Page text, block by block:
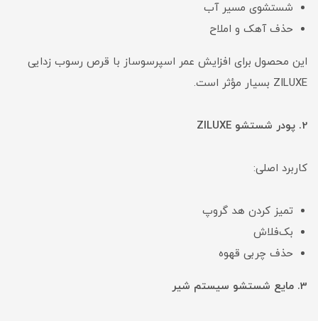
شستشوی مسیر آب
حذف آهک و املاح
این محصول برای افزایش عمر اسپرسوساز با قرص رسوب زدایی
ZILUXE بسیار مؤثر است.
2. پودر شستشو ZILUXE
کاربرد اصلی:
تمیز کردن هد گروپ
بک‌فلاش
حذف چربی قهوه
3. مایع شستشو سیستم شیر